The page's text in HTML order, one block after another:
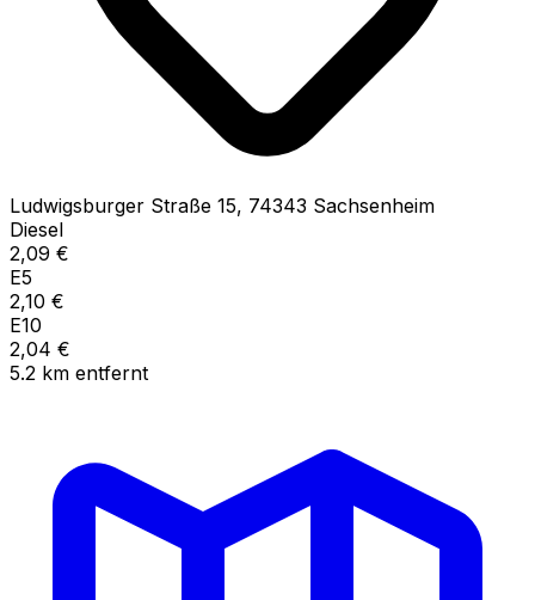
Ludwigsburger Straße 15, 74343 Sachsenheim
Diesel
2,09 €
E5
2,10 €
E10
2,04 €
5.2 km entfernt